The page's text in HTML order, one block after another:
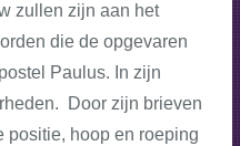
zullen zijn aan het
die de opgevaren
Paulus. In zijn
Door zijn brieven
positie, hoop en roeping